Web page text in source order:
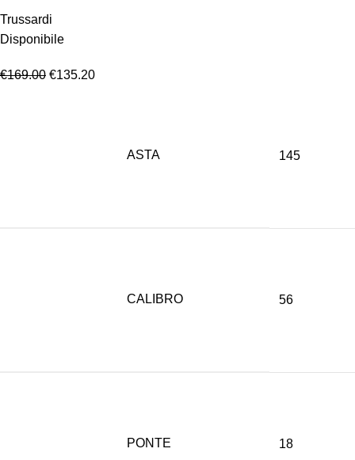
Trussardi
Disponibile
€169.00 €135.20
ASTA 145
CALIBRO 56
PONTE 18